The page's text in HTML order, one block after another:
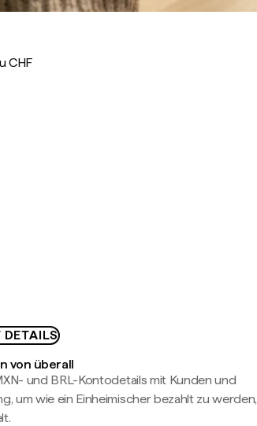
CHF
DETAILS
von überall
und BRL-Kontodetails mit Kunden und
um wie ein Einheimischer bezahlt zu werden,